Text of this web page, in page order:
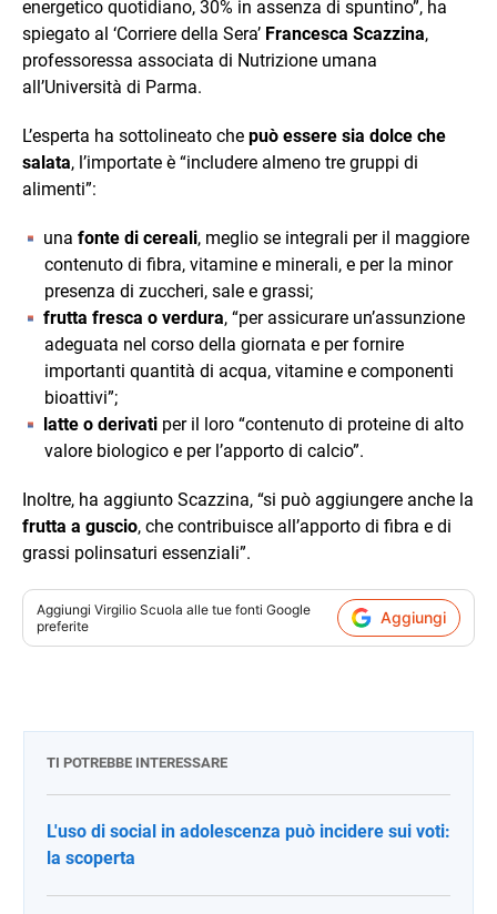
energetico quotidiano, 30% in assenza di spuntino”, ha
spiegato al ‘Corriere della Sera’ Francesca Scazzina,
professoressa associata di Nutrizione umana
all’Università di Parma.
L’esperta ha sottolineato che può essere sia dolce che
salata, l’importate è “includere almeno tre gruppi di
alimenti”:
una fonte di cereali, meglio se integrali per il maggiore
contenuto di fibra, vitamine e minerali, e per la minor
presenza di zuccheri, sale e grassi;
frutta fresca o verdura, “per assicurare un’assunzione
adeguata nel corso della giornata e per fornire
importanti quantità di acqua, vitamine e componenti
bioattivi”;
latte o derivati per il loro “contenuto di proteine di alto
valore biologico e per l’apporto di calcio”.
Inoltre, ha aggiunto Scazzina, “si può aggiungere anche la
frutta a guscio, che contribuisce all’apporto di fibra e di
grassi polinsaturi essenziali”.
Aggiungi Virgilio Scuola alle tue fonti Google
preferite
Aggiungi
TI POTREBBE INTERESSARE
L'uso di social in adolescenza può incidere sui voti:
la scoperta